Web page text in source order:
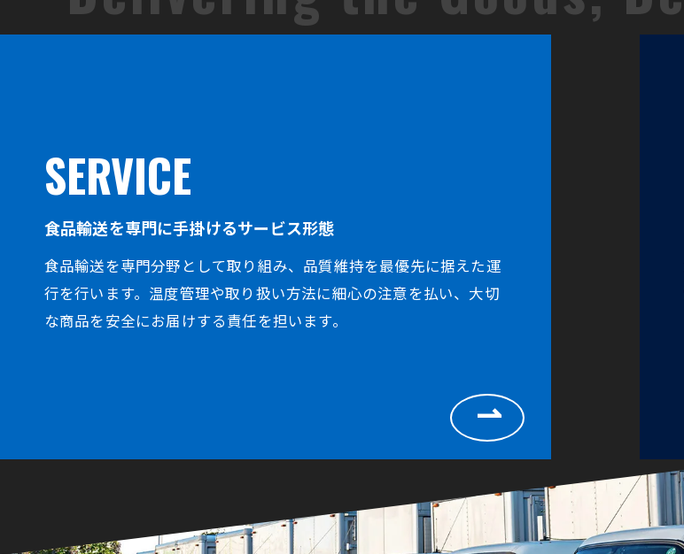
SERVICE
食品輸送を専門に手掛けるサービス形態
食品輸送を専門分野として取り組み、品質維持を最優先に据えた運
行を行います。温度管理や取り扱い方法に細心の注意を払い、大切
な商品を安全にお届けする責任を担います。